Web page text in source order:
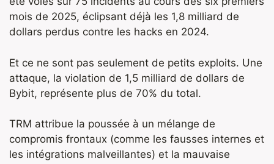
mois de 2025, éclipsant déjà les 1,8 milliard de
dollars perdus contre les hacks en 2024.
Et ce ne sont pas seulement de petits exploits. Une
attaque, la violation de 1,5 milliard de dollars de
Bybit, représente plus de 70% du total.
TRM attribue la poussée à un mélange de
compromis frontaux (comme les fausses internes et
les intégrations malveillantes) et la mauvaise